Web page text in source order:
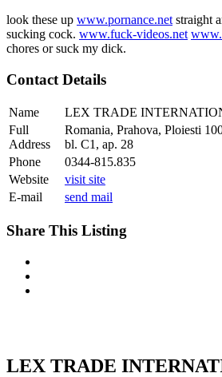
look these up www.pornance.net straight
sucking cock. www.fuck-videos.net
chores or suck my dick.
Contact Details
Name
LEX TRADE
Full
Address
Romania, Prahova, Ploiesti
bl. C1, ap. 28
Phone
0344-815.835
Website
visit site
E-mail
send mail
Share This Listing
LEX TRADE